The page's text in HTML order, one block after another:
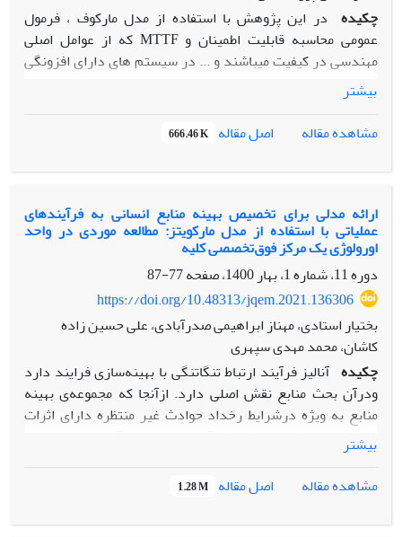
مدل را تایید می نماید.
چکیده در این پژوهش با استفاده از مدل مارکوف ، فرمول
عمومی محاسبه قابلیت اطمینان و MTTF که از عوامل اصلی
مهندسی در کیفیت میباشند و ... در سیستم های دارای افزونگی
قابلیت اطمینان با استفاده از ماتریس های گذار در مدل مارکوف)
بدست آمده که بعضا در مقاله نیز به طور مختصر اشاره شده و
گردیده است. همچنین با استفاده از توابع بدست آمده، میزان
تاثیر افزایش اقلام افزونه بر ارتقای قابلیت اطمینان، در این
سیستم ها (با حالت های آماده به خدمت و فعال و اجزاء تعمیرپذیر
استفاده شده است .
بیشتر
مشاهده مقاله
اصل مقاله 666.46 K
ارائه مدلی برای تخصیص بهینه منابع انسانی به فرآیندهای
عملیاتی با استفاده از مدل مارکویتز: مطالعه موردی در واحد
اورولوژی یک مرکز فوق‌تخصصی کلیه
دوره 11، شماره 1، بهار 1400، صفحه
77-87
https://doi.org/10.48313/jqem.2021.136306
بختیار استادی، مهناز ابراهیمی صدرآبادی، علی حسین زاده
کاشان، محمد مهدی سپهری
چکیده آنالیز فرآیند ارتباط تنگاتنگی با بهینه‌سازی فرایند دارد
ودرآن بحث منابع نقش اصلی دارد. ازآنجا که مجموعه‌ی بهینه
منابع به ویژه درشرایط رخداد حوادث غیر منتظره دارای اثرات
متغیر در ریسک، عملکرد فرآیند و بازدهی آن است می‌تواند
مشابه مدل انتخاب سبد بهینه سهام تعریف شود. هدف این مقاله،
ارائه مدلی ریاضی برای تخصیص منابع انسانی بااستفاده از مدل
مارکویتز براساس مهارت‌ها و هزینه‌ها و باهدف مینیمم کردن
ریسک و ماکسیمم کردن بازده منابع است. مدل ارائه شده شامل
بیشتر
مشاهده مقاله
اصل مقاله 1.28 M